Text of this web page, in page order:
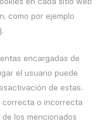
como por ejemplo
).
encargadas de
el usuario puede
de estas.
correcta o incorrecta
los mencionados